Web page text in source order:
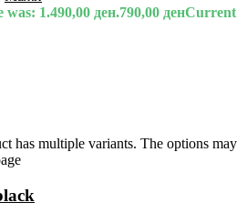
1.490,00 ден.790,00 денCurrent
has multiple variants. The options may